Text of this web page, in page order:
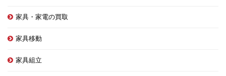
家具・家電の買取
家具移動
家具組立